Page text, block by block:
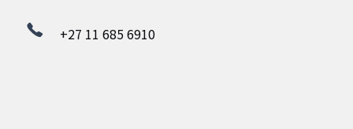
+27 11 685 6910